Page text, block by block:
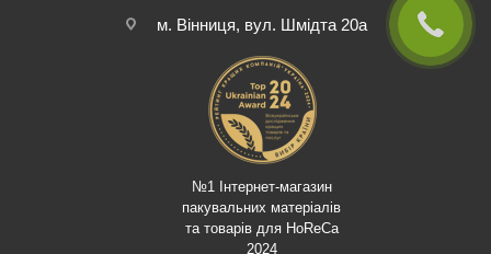
м. Вінниця, вул. Шмідта 20а
№1 Інтернет-магазин
пакувальних матеріалів
та товарів для HoReCa
2024